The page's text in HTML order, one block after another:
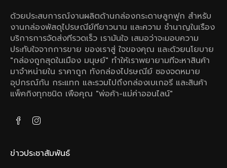
ด้วยประสบการณ์งานผลิตด้านกล่องกระดาษลูกฟูก สําหรับ
งานกล่องพัสดุไปรษณีย์ทียาวนาน และความ ชํานาญในเรือง
บริการการจัดส่งทีรวดเร็ว เรามันใจ เสมอว่าจะมอบความ
ประทับใจจากการขาย ของเราสู่ ใจของคุณ และด้วยนโยบาย
"กล่องถูกสุดในเมือง มนุษย์" ทําให้เราพยายามทีจะหาสินค้า
มาจําหน่ายใน ราคาถูก ทังกล่องไปรษณีย์ ซองจดหมาย
อุปกรณ์กัน กระแทก และรวมไปถึงกล่องเบเกอรี และสินค้า
แพ็คกิงทุกชนิด เพือคุณ "พ่อค้า-แม่ค่าออนไลน์"
ข่าวประชาสัมพันธ์